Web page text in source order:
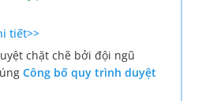
tiết>>
chặt chẽ bởi đội ngũ
Công bố quy trình duyệt